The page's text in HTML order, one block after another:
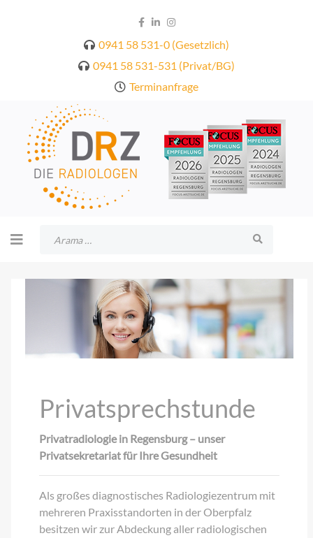
0941 58 531-0 (Gesetzlich)
0941 58 531-531 (Privat/BG)
Terminanfrage
Privatsprechstunde
Privatradiologie in Regensburg – unser
Privatsekretariat für Ihre Gesundheit
Als großes diagnostisches Radiologiezentrum mit
mehreren Praxisstandorten in der Oberpfalz
besitzen wir zur Abdeckung aller radiologischen